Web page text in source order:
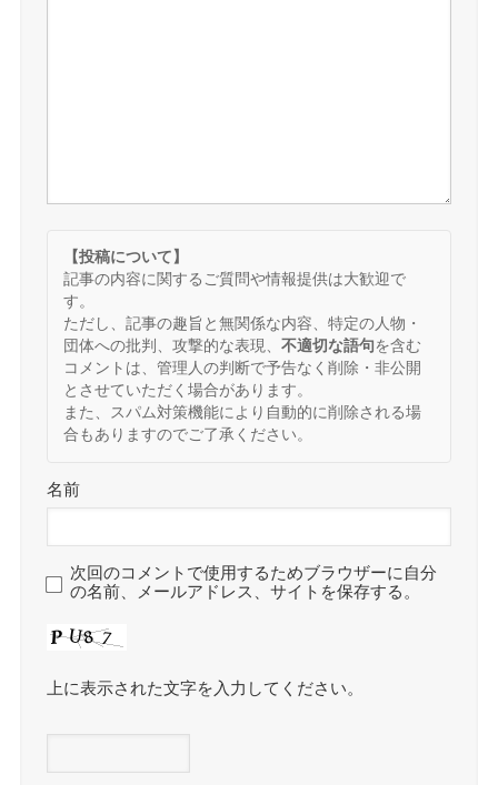
【投稿について】
記事の内容に関するご質問や情報提供は大歓迎で
す。
ただし、記事の趣旨と無関係な内容、特定の人物・
団体への批判、攻撃的な表現、 不適切な語句を含む
コメントは、管理人の判断で予告なく削除・非公開
とさせていただく場合があります。
また、スパム対策機能により自動的に削除される場
合もありますのでご了承ください。
名前
次回のコメントで使用するためブラウザーに自分
の名前、メールアドレス、サイトを保存する。
上に表示された文字を入力してください。